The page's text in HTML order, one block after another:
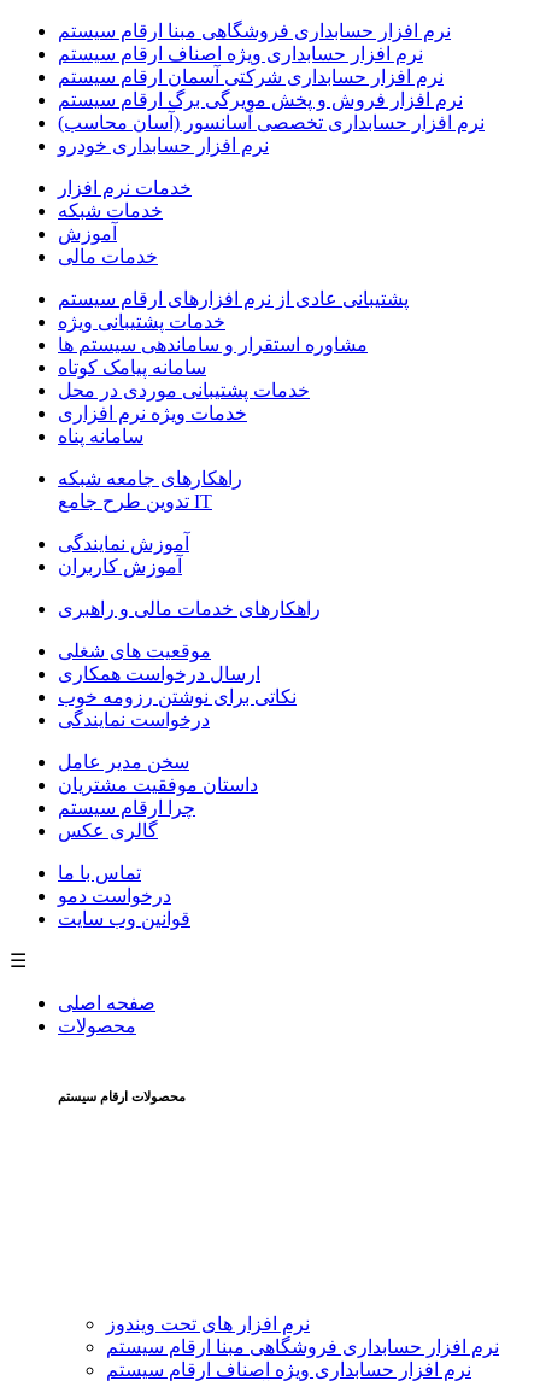
نرم افزار حسابداری فروشگاهی مبنا ارقام سیستم
نرم افزار حسابداری ویژه اصناف ارقام سیستم
نرم افزار حسابداری شرکتی آسمان ارقام سیستم
نرم افزار فروش و پخش مویرگی برگ ارقام سیستم
نرم افزار حسابداری تخصصی آسانسور (آسان محاسب)
نرم افزار حسابداری خودرو
خدمات نرم افزار
خدمات شبکه
آموزش
خدمات مالی
پشتیبانی عادی از نرم افزارهای ارقام سیستم
خدمات پشتیبانی ویژه
مشاوره استقرار و ساماندهی سیستم ها
سامانه پیامک کوتاه
خدمات پشتیبانی موردی در محل
خدمات ویژه نرم افزاری
سامانه پناه
راهکارهای جامعه شبکه
IT تدوین طرح جامع
آموزش نمایندگی
آموزش کاربران
راهکارهای خدمات مالی و راهبری
موقعیت های شغلی
ارسال درخواست همکاری
نکاتی برای نوشتن رزومه خوب
درخواست نمایندگی
سخن مدیر عامل
داستان موفقیت مشتریان
چرا ارقام سیستم
گالری عکس
تماس با ما
درخواست دمو
قوانین وب سایت
☰
صفحه اصلی
محصولات
محصولات ارقام سیستم
نرم افزار های تحت ویندوز
نرم افزار حسابداری فروشگاهی مبنا ارقام سیستم
نرم افزار حسابداری ویژه اصناف ارقام سیستم